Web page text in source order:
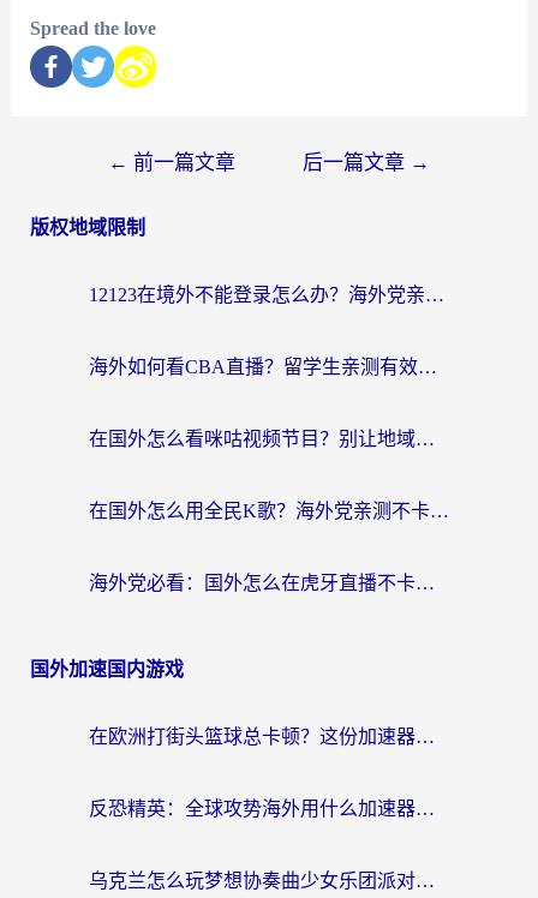
Spread the love
← 前一篇文章 后一篇文章 →
版权地域限制
12123在境外不能登录怎么办？海外党亲测有效的回国加速方案
海外如何看CBA直播？留学生亲测有效的体育赛事观看指南
在国外怎么看咪咕视频节目？别让地域限制挡住你的追剧自由
在国外怎么用全民K歌？海外党亲测不卡顿的回国加速秘籍
海外党必看：国外怎么在虎牙直播不卡顿？附腾讯视频网易云音乐解决方案
国外加速国内游戏
在欧洲打街头篮球总卡顿？这份加速器选择指南帮你解决延迟难题
反恐精英：全球攻势海外用什么加速器登录？海外党国服游戏畅玩指南
乌克兰怎么玩梦想协奏曲少女乐团派对？海外党国服游戏加速全攻略（附欧洲重生细胞荒野行动不卡技巧）